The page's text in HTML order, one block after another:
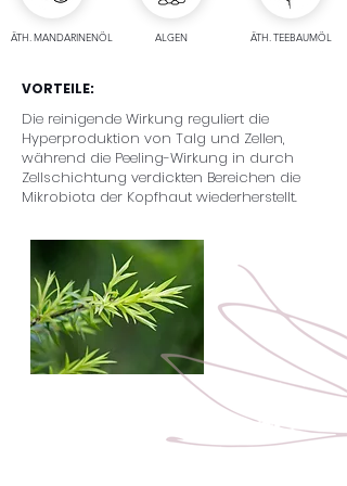
ÄTH. MANDARINENÖL ALGEN ÄTH. TEEBAUMÖL
VORTEILE:
Die reinigende Wirkung reguliert die
Hyperproduktion von Talg und Zellen,
während die Peeling-Wirkung in durch
Zellschichtung verdickten Bereichen die
Mikrobiota der Kopfhaut wiederherstellt.